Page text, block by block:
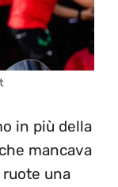
in più della
mancava
ruote una